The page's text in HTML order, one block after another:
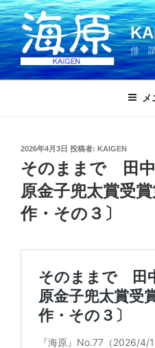
コ
ン
テ
ン
ツ
俳
メ
投
稿
日:
2026年4月3日 投稿者: KAIGEN
そのままで 田中
原金子兜太賞受
作・その３〕